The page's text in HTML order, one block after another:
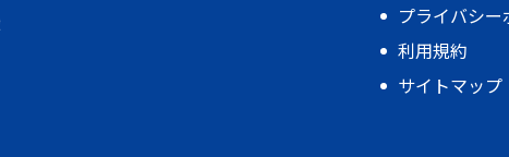
プライバシー
利用規約
サイトマップ